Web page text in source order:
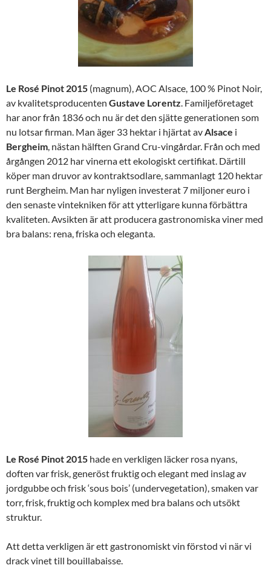
Le Rosé Pinot 2015 (magnum), AOC Alsace, 100 % Pinot Noir,
av kvalitetsproducenten Gustave Lorentz. Familjeföretaget
har anor från 1836 och nu är det den sjätte generationen som
nu lotsar firman. Man äger 33 hektar i hjärtat avAlsace i
Bergheim, nästan hälften Grand Cru-vingårdar. Från och med
årgången 2012 har vinerna ett ekologiskt certifikat. Därtill
köper man druvor av kontraktsodlare, sammanlagt 120 hektar
runt Bergheim. Man har nyligen investerat 7 miljoner euro i
den senaste vintekniken för att ytterligare kunna förbättra
kvaliteten. Avsikten är att producera gastronomiska viner med
bra balans: rena, friska och eleganta.
Le Rosé Pinot 2015 hade en verkligen läcker rosa nyans,
doften var frisk, generöst fruktig och elegant med inslag av
jordgubbe och frisk ‘sous bois’ (undervegetation), smaken var
torr, frisk, fruktig och komplex med bra balans och utsökt
struktur.
Att detta verkligen är ett gastronomiskt vin förstod vi när vi
drack vinet till bouillabaisse.